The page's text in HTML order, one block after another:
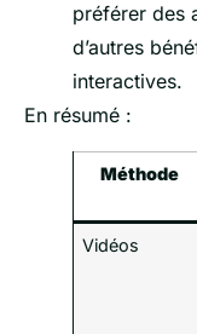
préférer des
d’autres
interactives.
En résumé :
Méthode
Vidéos